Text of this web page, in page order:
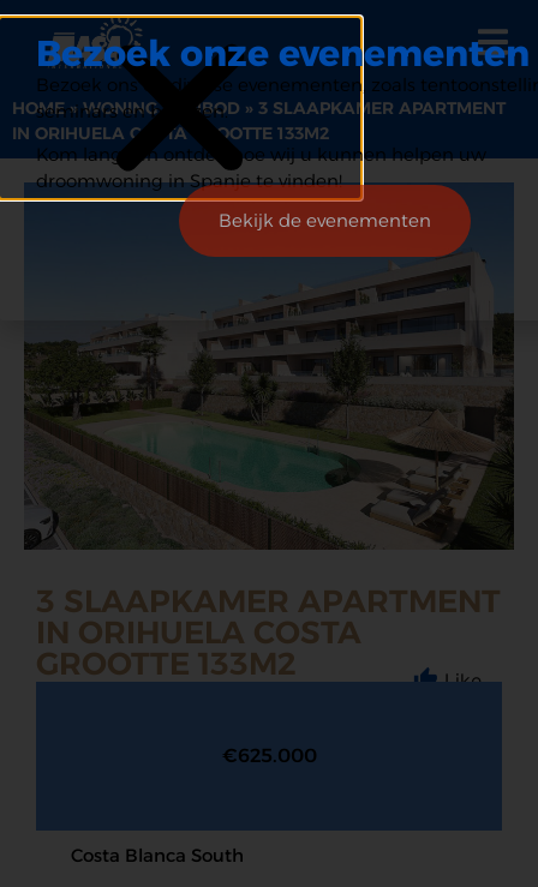
HOME»WONING AANBOD » 3 SLAAPKAMER APARTMENT
IN ORIHUELA COSTA GROOTTE 133M2
3 SLAAPKAMER APARTMENT
IN ORIHUELA COSTA
GROOTTE 133M2
Like
€625.000
Costa Blanca South
Bezoek onze evenementen
Bezoek ons op diverse evenementen, zoals
seminars en beurzen.
Kom langs en ontdek hoe wij u kunnen helpen uw
droomwoning in Spanje te vinden!